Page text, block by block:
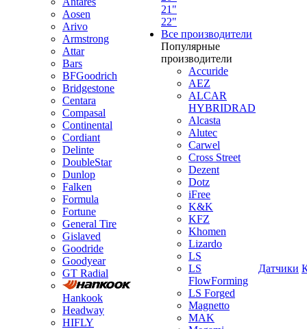
Aosen
Arivo
Armstrong
Attar
Bars
BFGoodrich
Bridgestone
Centara
Compasal
Continental
Cordiant
Delinte
DoubleStar
Dunlop
Falken
Formula
Fortune
General Tire
Gislaved
Goodride
Goodyear
GT Radial
Hankook
Headway
HIFLY
21"
22"
Все производители
Популярные
производители
Accuride
AEZ
ALCAR
HYBRIDRAD
Alcasta
Alutec
Carwel
Cross Street
Dezent
Dotz
iFree
K&K
KFZ
Khomen
Lizardo
LS
LS
FlowForming
LS Forged
Magnetto
MAK
Датчики